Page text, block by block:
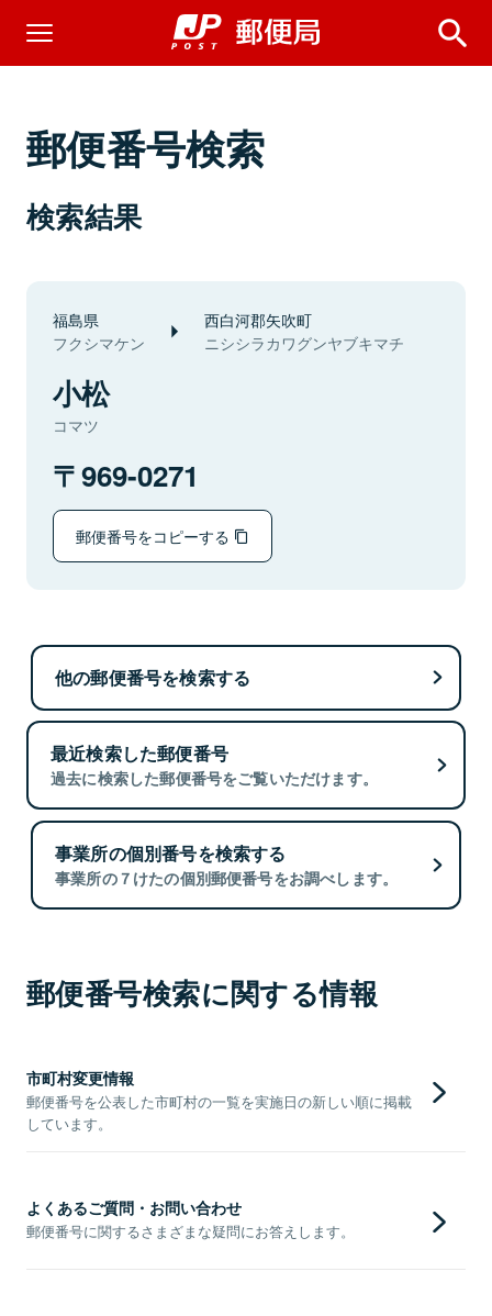
郵便番号検索
検索結果
福島県
フクシマケン
西白河郡矢吹町
ニシシラカワグンヤブキマチ
小松
コマツ
969-0271
郵便番号をコピーする
他の郵便番号を検索する
最近検索した郵便番号
過去に検索した郵便番号をご覧いただけます。
事業所の個別番号を検索する
事業所の７けたの個別郵便番号をお調べします。
郵便番号検索に関する情報
市町村変更情報
郵便番号を公表した市町村の一覧を実施日の新しい順に掲載
しています。
よくあるご質問・お問い合わせ
郵便番号に関するさまざまな疑問にお答えします。